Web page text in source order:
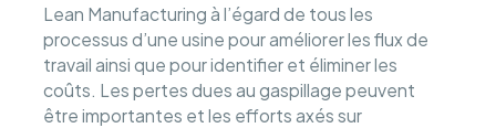
Lean Manufacturing à l’égard de tous les
processus d’une usine pour améliorer les flux de
travail ainsi que pour identifier et éliminer les
coûts. Les pertes dues au gaspillage peuvent
être importantes et les efforts axés sur